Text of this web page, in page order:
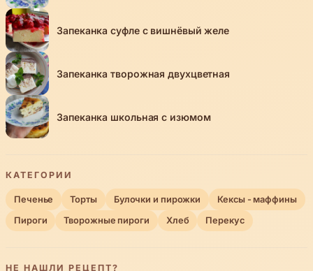
Запеканка суфле с вишнёвый желе
Запеканка творожная двухцветная
Запеканка школьная с изюмом
КАТЕГОРИИ
Печенье Торты Булочки и пирожки Кексы - маффины
Пироги Творожные пироги Хлеб Перекус
НЕ НАШЛИ РЕЦЕПТ?